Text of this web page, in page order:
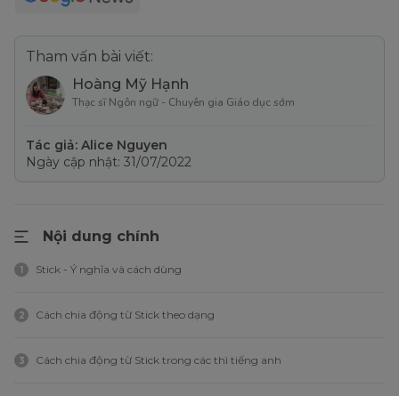
Tham vấn bài viết:
Hoàng Mỹ Hạnh
Thạc sĩ Ngôn ngữ - Chuyên gia Giáo dục sớm
Tác giả: Alice Nguyen
Ngày cập nhật: 31/07/2022
Nội dung chính
1 Stick - Ý nghĩa và cách dùng
2 Cách chia động từ Stick theo dạng
3 Cách chia động từ Stick trong các thì tiếng anh